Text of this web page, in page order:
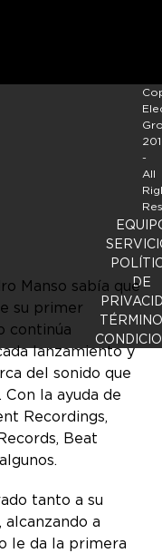
Manso sabía que
su primer
continúa
lanzamiento y
del sonido que
la ayuda de
Recordings,
Beat
tanto a su
a
le da la primera
-
All
DE